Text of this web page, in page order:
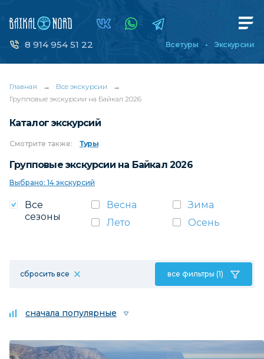
8 914 954 51 22 Все туры Экскурсии
Главная → Все экскурсии
→
Групповые экскурсии на Байкал 2026
Каталог экскурсий
Смотрите также: Туры
Групповые экскурсии на Байкал 2026
Выбрано: 14 экскурсий
Все
сезоны
Весна
Зима
Лето
Осень
сбросить все все фильтры (1)
сначала популярные